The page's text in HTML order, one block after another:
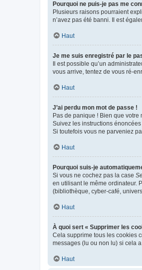
Pourquoi ne puis-je pas me
Plusieurs raisons pourraient
n’avez pas été banni. Il est
Haut
Je me suis enregistré par le
Il est possible qu’un
vous arrive, tentez de vous ré-
Haut
J’ai perdu mon mot de passe !
Pas de panique ! Bien que
Suivez les instructions
Si toutefois vous ne parveniez
Haut
Pourquoi suis-je
Si vous ne cochez pas la case
en utilisant le même ordinateur.
(bibliothèque, cyber-café,
Haut
À quoi sert « Supprimer les
Cela supprime tous les cookies
messages (lu ou non lu) si cela
Haut